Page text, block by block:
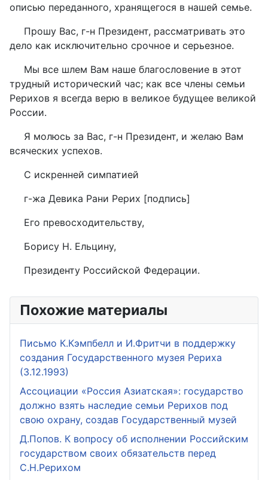
описью переданного, хранящегося в нашей семье.
Прошу Вас, г-н Президент, рассматривать это
дело как исключительно срочное и серьезное.
Мы все шлем Вам наше благословение в этот
трудный исторический час; как все члены семьи
Рерихов я всегда верю в великое будущее великой
России.
Я молюсь за Вас, г-н Президент, и желаю Вам
всяческих успехов.
С искренней симпатией
г-жа Девика Рани Рерих [подпись]
Его превосходительству,
Борису Н. Ельцину,
Президенту Российской Федерации.
Похожие материалы
Письмо К.Кэмпбелл и И.Фритчи в поддержку
создания Государственного музея Рериха
(3.12.1993)
Ассоциации «Россия Азиатская»: государство
должно взять наследие семьи Рерихов под
свою охрану, создав Государственный музей
Д.Попов. К вопросу об исполнении Российским
государством своих обязательств перед
С.Н.Рерихом